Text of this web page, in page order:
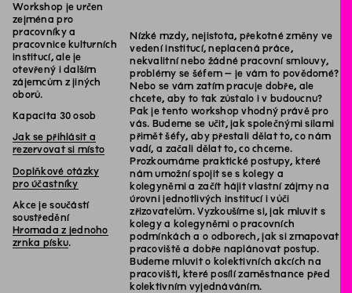
Workshop je určen
zejména pro
pracovníky a
pracovnice kulturních
institucí, ale je
otevřený i dalším
zájemcům z jiných
oborů.
Kapacita 30 osob
Jak se přihlásit a
rezervovat si místo
Doplňkové otázky
pro účastníky
Akce je součástí
soustředění
Hromada z jednoho
zrnka písku.
Nízké mzdy, nejistota, překotné změny ve
vedení institucí, neplacená práce,
nekvalitní nebo žádné pracovní smlouvy,
problémy se šéfem – je vám to povědomé?
Nebo se vám zatím pracuje dobře, ale
chcete, aby to tak zůstalo i v budoucnu?
Pak je tento workshop vhodný právě pro
vás. Budeme se učit, jak společnými silami
přimět šéfy, aby přestali dělat to, co nám
vadí, a začali dělat to, co chceme.
Prozkoumáme praktické postupy, které
nám umožní spojit se s kolegy a
kolegyněmi a začít hájit vlastní zájmy na
úrovni jednotlivých institucí i vůči
zřizovatelům. Vyzkoušíme si, jak mluvit s
kolegy a kolegyněmi o pracovních
podmínkách a o odborech, jak si zmapovat
pracoviště a dobře naplánovat postup.
Budeme mluvit o kolektivních akcích na
pracovišti, které posílí zaměstnance před
kolektivním vyjednáváním.